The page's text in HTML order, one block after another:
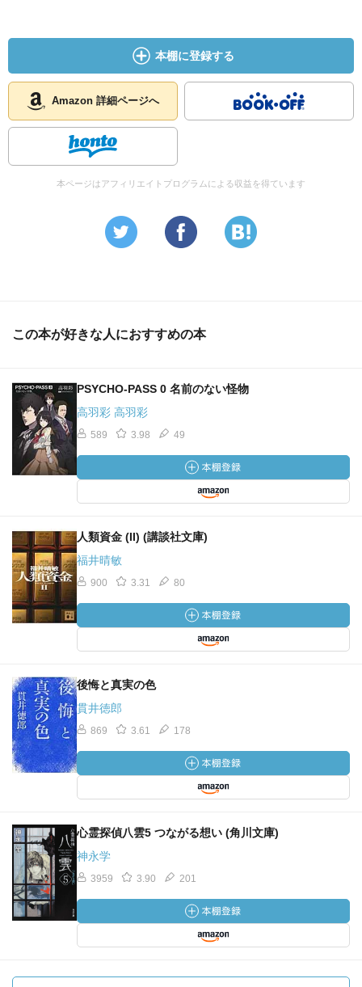
本棚に登録する
Amazon 詳細ページへ
本ページはアフィリエイトプログラムによる収益を得ています
この本が好きな人におすすめの本
PSYCHO‐PASS 0 名前のない怪物
高羽彩 高羽彩
589 3.98 49
人類資金 (II) (講談社文庫)
福井晴敏
900 3.31 80
後悔と真実の色
貫井徳郎
869 3.61 178
心霊探偵八雲5 つながる想い (角川文庫)
神永学
3959 3.90 201